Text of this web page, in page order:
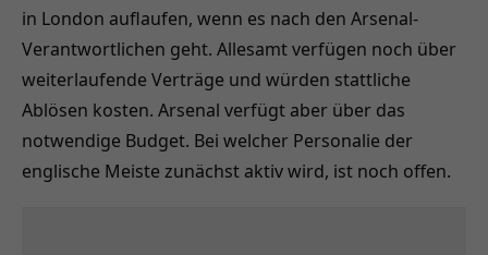
in London auflaufen, wenn es nach den Arsenal-
Verantwortlichen geht. Allesamt verfügen noch über
weiterlaufende Verträge und würden stattliche
Ablösen kosten. Arsenal verfügt aber über das
notwendige Budget. Bei welcher Personalie der
englische Meiste zunächst aktiv wird, ist noch offen.